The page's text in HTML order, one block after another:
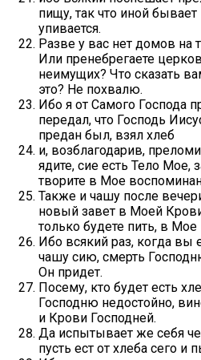
пищу, так что иной бывает
упивается.
Разве у вас нет домов на
Или пренебрегаете
неимущих? Что сказать
это? Не похвалю.
Ибо я от Самого Господа
передал, что Господь
предан был, взял хлеб
и, возблагодарив,
ядите, сие есть Тело Мое,
творите в Мое
Также и чашу после
новый завет в Моей
только будете пить, в
Ибо всякий раз, когда вы
чашу сию, смерть
Он придет.
Посему, кто будет есть
Господню недостойно,
и Крови Господней.
Да испытывает же себя
пусть ест от хлеба сего и